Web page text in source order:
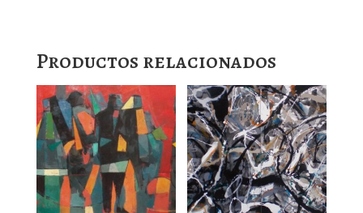
Productos relacionados